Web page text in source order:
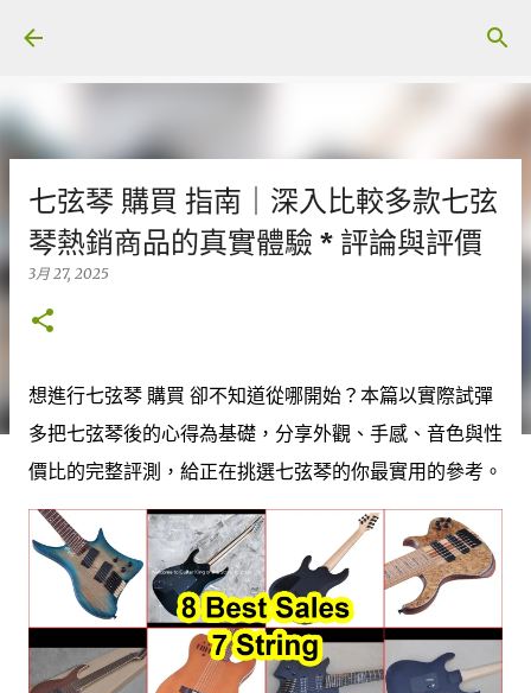
七弦琴 購買 指南｜深入比較多款七弦
琴熱銷商品的真實體驗 * 評論與評價
3月 27, 2025
想進行七弦琴 購買 卻不知道從哪開始？本篇以實際試彈
多把七弦琴後的心得為基礎，分享外觀、手感、音色與性
價比的完整評測，給正在挑選七弦琴的你最實用的參考。